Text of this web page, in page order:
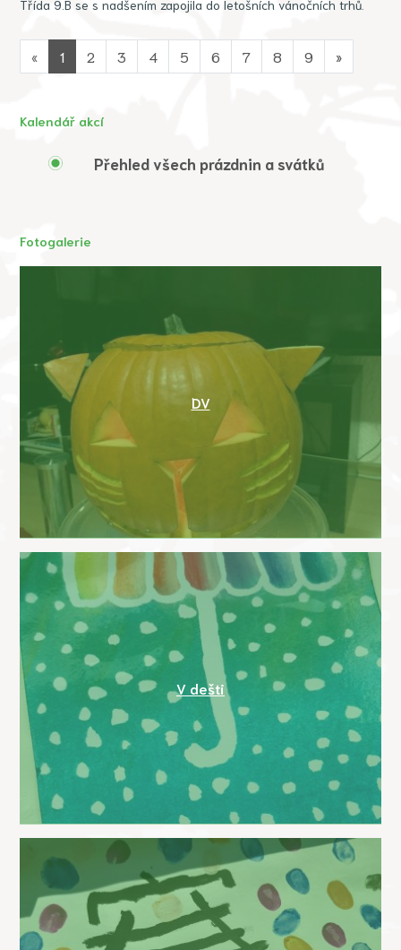
Třída 9.B se s nadšením zapojila do letošních vánočních trhů.
« 1 2 3 4 5 6 7 8 9 »
Kalendář akcí
Přehled všech prázdnin a svátků
Fotogalerie
DV
V dešti